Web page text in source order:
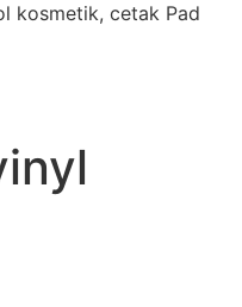
kosmetik, cetak Pad